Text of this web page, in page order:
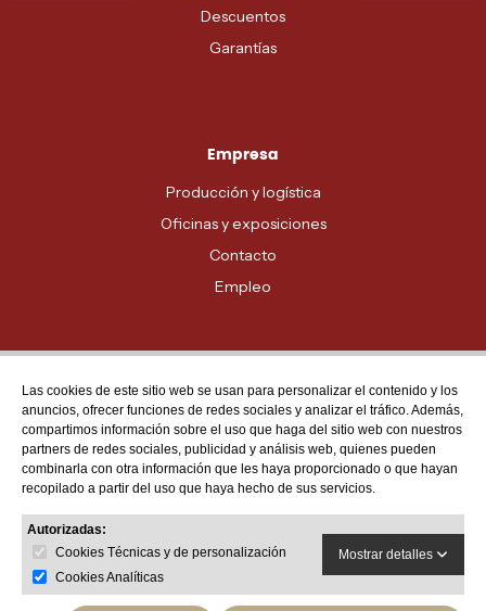
Descuentos
Garantías
Empresa
Producción y logística
Oficinas y exposiciones
Contacto
Empleo
Atención al cliente
MADRID - 91 678 70 70
BARCELONA - 93 635 28 28
VALENCIA - 96 159 71 61
Las cookies de este sitio web se usan para personalizar el contenido y los
anuncios, ofrecer funciones de redes sociales y analizar el tráfico. Además,
compartimos información sobre el uso que haga del sitio web con nuestros
partners de redes sociales, publicidad y análisis web, quienes pueden
combinarla con otra información que les haya proporcionado o que hayan
recopilado a partir del uso que haya hecho de sus servicios.
Autorizadas:
Cookies Técnicas y de personalización
Cookies Analíticas
Mostrar detalles